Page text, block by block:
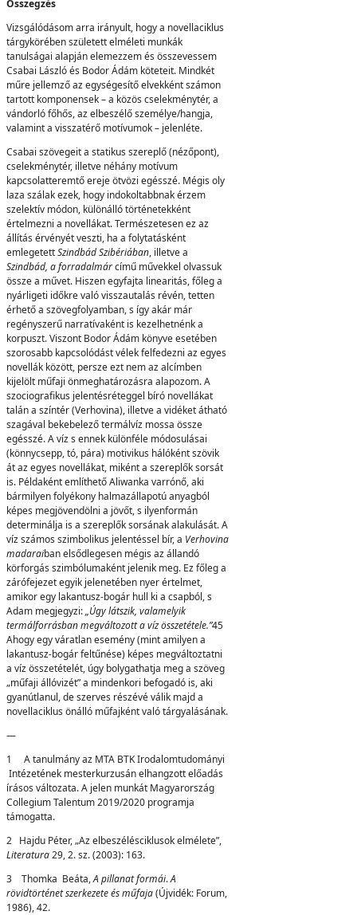
Összegzés
Vizsgálódásom arra irányult, hogy a novellaciklus
tárgykörében született elméleti munkák
tanulságai alapján elemezzem és összevessem
Csabai László és Bodor Ádám köteteit. Mindkét
műre jellemző az egységesítő elvekként számon
tartott komponensek – a közös cselekménytér, a
vándorló főhős, az elbeszélő személye/hangja,
valamint a visszatérő motívumok – jelenléte.
Csabai szövegeit a statikus szereplő (nézőpont),
cselekménytér, illetve néhány motívum
kapcsolatteremtő ereje ötvözi egésszé. Mégis oly
laza szálak ezek, hogy indokoltabbnak érzem
szelektív módon, különálló történetekként
értelmezni a novellákat. Természetesen ez az
állítás érvényét veszti, ha a folytatásként
emlegetettSzindbád Szibériában, illetve a
Szindbád, a forradalmárcímű művekkel olvassuk
össze a művet. Hiszen egyfajta linearitás, főleg a
nyárligeti időkre való visszautalás révén, tetten
érhető a szövegfolyamban, s így akár már
regényszerű narratívaként is kezelhetnénk a
korpuszt. Viszont Bodor Ádám könyve esetében
szorosabb kapcsolódást vélek felfedezni az egyes
novellák között, persze ezt nem az alcímben
kijelölt műfaji önmeghatározásra alapozom. A
szociografikus jelentésréteggel bíró novellákat
talán a színtér (Verhovina), illetve a vidéket átható
szagával bekebelező termálvíz mossa össze
egésszé. A víz s ennek különféle módosulásai
(könnycsepp, tó, pára) motivikus hálóként szövik
át az egyes novellákat, miként a szereplők sorsát
is. Példaként említhető Aliwanka varrónő, aki
bármilyen folyékony halmazállapotú anyagból
képes megjövendölni a jövőt, s ilyenformán
determinálja is a szereplők sorsának alakulását. A
víz számos szimbolikus jelentéssel bír, a Verhovina
madaraiban elsődlegesen mégis az állandó
körforgás szimbólumaként jelenik meg. Ez főleg a
zárófejezet egyik jelenetében nyer értelmet,
amikor egy lakantusz-bogár hull ki a csapból, s
Adam megjegyzi:„Úgy látszik, valamelyik
termálforrásban megváltozott a víz összetétele.”45
Ahogy egy váratlan esemény (mint amilyen a
lakantusz-bogár feltűnése) képes megváltoztatni
a víz összetételét, úgy bolygathatja meg a szöveg
„műfaji állóvizét” a mindenkori befogadó is, aki
gyanútlanul, de szerves részévé válik majd a
novellaciklus önálló műfajként való tárgyalásának.
—
1 A tanulmány az MTA BTK Irodalomtudományi
Intézetének mesterkurzusán elhangzott előadás
írásos változata. A jelen munkát Magyarország
Collegium Talentum 2019/2020 programja
támogatta.
2 Hajdu Péter, „Az elbeszélésciklusok elmélete”,
Literatura29, 2. sz. (2003): 163.
3 Thomka Beáta,A pillanat formái.A
rövidtörténet szerkezete és műfaja(Újvidék: Forum,
1986), 42.